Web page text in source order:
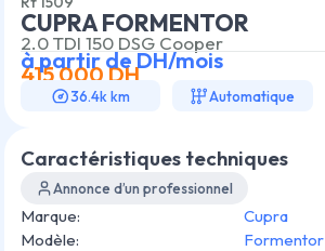
Caractéristiques techniques
Annonce d’un professionnel
Marque:
Cupra
Modèle:
Formentor
CUPRA FORMENTOR
2.0 TDI 150 DSG Cooper
à partir deDH/mois
415 000DH
36.4k km Automatique